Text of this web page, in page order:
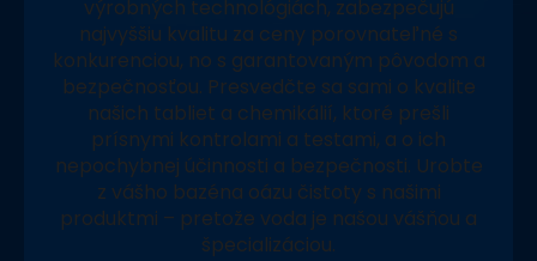
výrobných technológiách, zabezpečujú
najvyššiu kvalitu za ceny porovnateľné s
konkurenciou, no s garantovaným pôvodom a
bezpečnosťou. Presvedčte sa sami o kvalite
našich tabliet a chemikálií, ktoré prešli
prísnymi kontrolami a testami, a o ich
nepochybnej účinnosti a bezpečnosti. Urobte
z vášho bazéna oázu čistoty s našimi
produktmi – pretože voda je našou vášňou a
špecializáciou.